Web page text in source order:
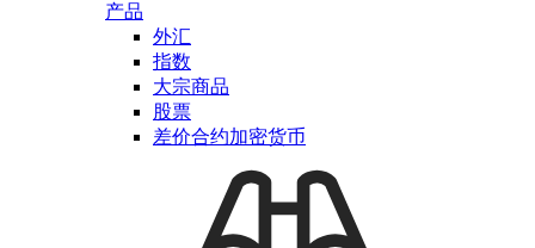
产品
外汇
指数
大宗商品
股票
差价合约加密货币